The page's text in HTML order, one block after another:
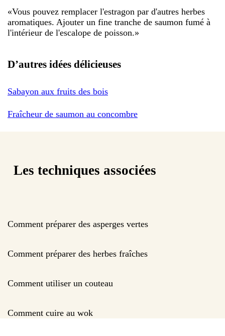
«Vous pouvez remplacer l'estragon par d'autres herbes
aromatiques. Ajouter un fine tranche de saumon fumé à
l'intérieur de l'escalope de poisson.»
D’autres idées délicieuses
Sabayon aux fruits des bois
Fraîcheur de saumon au concombre
Les techniques associées
Comment préparer des asperges vertes
Comment préparer des herbes fraîches
Comment utiliser un couteau
Comment cuire au wok